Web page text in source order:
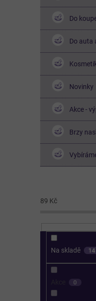
Do
Do auta
Novinky
Akce -
Brzy
89 Kč
Na skladě 14
0